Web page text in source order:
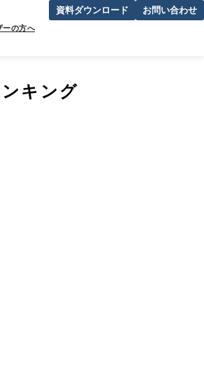
ーの方へ
資料ダウンロード お問い合わせ
キング